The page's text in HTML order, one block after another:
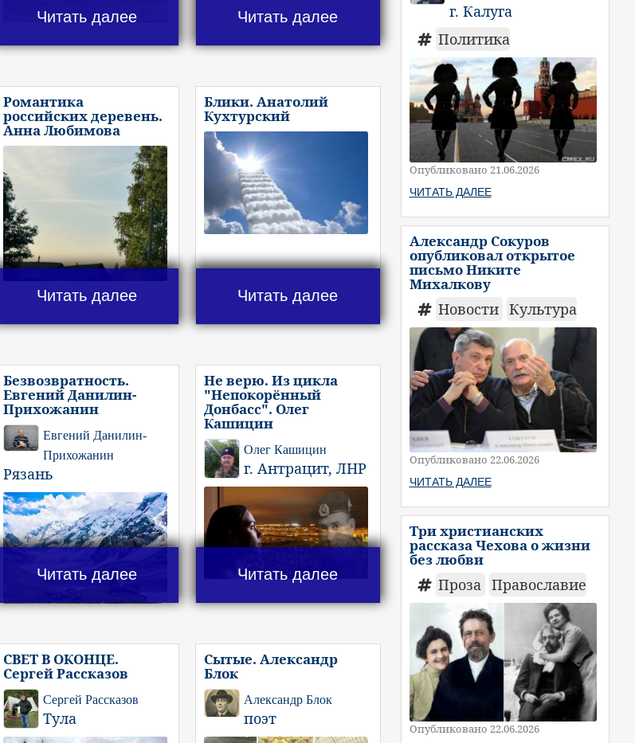
Читать далее Читать далее
Романтика
российских деревень.
Анна Любимова
Читать далее
Блики. Анатолий
Кухтурский
Читать далее
Безвозвратность.
Евгений Данилин-
Прихожанин
Евгений Данилин-
Прихожанин
Рязань
Читать далее
Не верю. Из цикла
"Непокорённый
Донбасс". Олег
Кашицин
Олег Кашицин
г. Антрацит, ЛНР
Читать далее
СВЕТ В ОКОНЦЕ.
Сергей Рассказов
Сергей Рассказов
Тула
Сытые. Александр
Блок
Александр Блок
поэт
г. Калуга
Политика
Опубликовано 21.06.2026
ЧИТАТЬ ДАЛЕЕ
Александр Сокуров
опубликовал открытое
письмо Никите
Михалкову
Новости Культура
Опубликовано 22.06.2026
ЧИТАТЬ ДАЛЕЕ
Три христианских
рассказа Чехова о жизни
без любви
Проза Православие
Опубликовано 22.06.2026